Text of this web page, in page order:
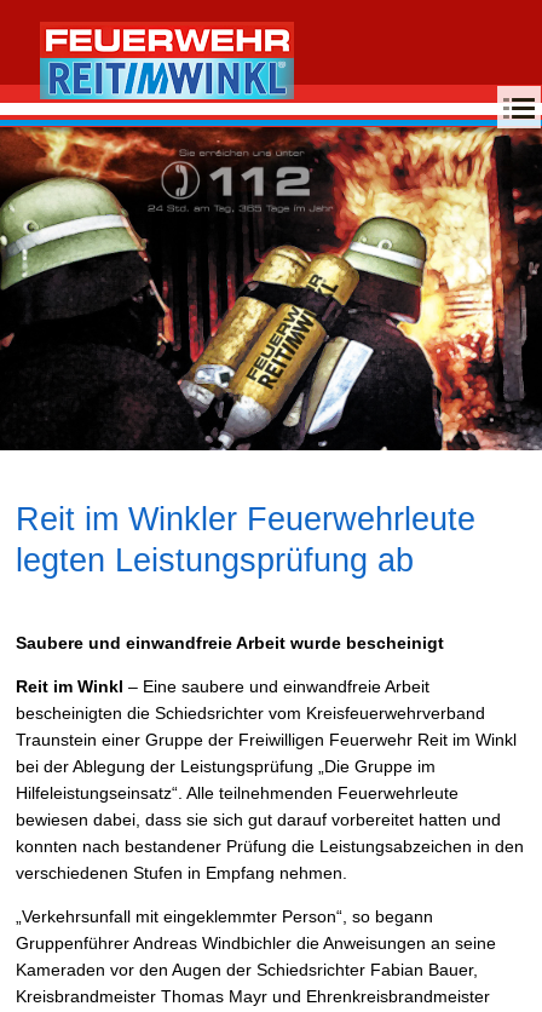
MENU
Reit im Winkler Feuerwehrleute
legten Leistungsprüfung ab
Saubere und einwandfreie Arbeit wurde bescheinigt
Reit im Winkl – Eine saubere und einwandfreie Arbeit
bescheinigten die Schiedsrichter vom Kreisfeuerwehrverband
Traunstein einer Gruppe der Freiwilligen Feuerwehr Reit im Winkl
bei der Ablegung der Leistungsprüfung „Die Gruppe im
Hilfeleistungseinsatz“. Alle teilnehmenden Feuerwehrleute
bewiesen dabei, dass sie sich gut darauf vorbereitet hatten und
konnten nach bestandener Prüfung die Leistungsabzeichen in den
verschiedenen Stufen in Empfang nehmen.
„Verkehrsunfall mit eingeklemmter Person“, so begann
Gruppenführer Andreas Windbichler die Anweisungen an seine
Kameraden vor den Augen der Schiedsrichter Fabian Bauer,
Kreisbrandmeister Thomas Mayr und Ehrenkreisbrandmeister